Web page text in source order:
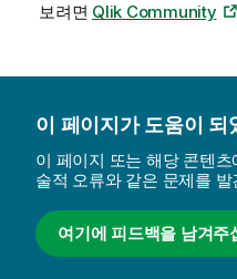
보려면 Qlik Community
이 페이지가 도움이 되
이 페이지 또는 해당 콘텐
술적 오류와 같은 문제를
여기에 피드백을 남겨주